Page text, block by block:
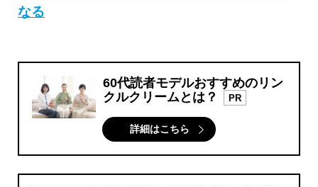
なる
60代読者モデルおすすめのリン
クルクリームとは？
PR
詳細はこちら